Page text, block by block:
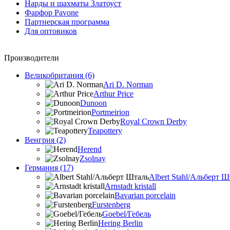
Нарды и шахматы Златоуст
Фарфор Pavone
Партнерская программа
Для оптовиков
Производители
Великобритания (6)
Ari D. Norman
Arthur Price
Dunoon
Portmeirion
Royal Crown Derby
Teapottery
Венгрия (2)
Herend
Zsolnay
Германия (17)
Albert Stahl/Альбеpт
Arnstadt kristall
Bavarian porcelain
Furstenberg
Goebel/Гебель
Hering Berlin